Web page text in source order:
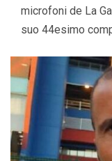
microfoni de La
suo 44esimo